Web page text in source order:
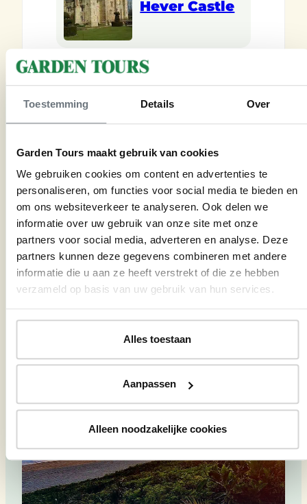
Toestemming Details Over
Garden Tours maakt gebruik van cookies
We gebruiken cookies om content en advertenties te
personaliseren, om functies voor social media te bieden en
om ons websiteverkeer te analyseren. Ook delen we
informatie over uw gebruik van onze site met onze
partners voor social media, adverteren en analyse. Deze
partners kunnen deze gegevens combineren met andere
informatie die u aan ze heeft verstrekt of die ze hebben
verzameld op basis van uw gebruik van hun services.
Alles toestaan
Aanpassen
Alleen noodzakelijke cookies
Hever Castle
Reiseinspiration
Lassen Sie sich inspirieren von
unseren sorgfältig
zusammengestellten Reisen zu
außergewöhnlichen Gärten und
Landsitzen. Jedes Programm wurde
mit Hingabe und Sachkenntnis
kuratiert. Wählen Sie Ihren Favoriten
und reisen Sie gemeinsam mit
unseren erfahrenen Reiseleitern.